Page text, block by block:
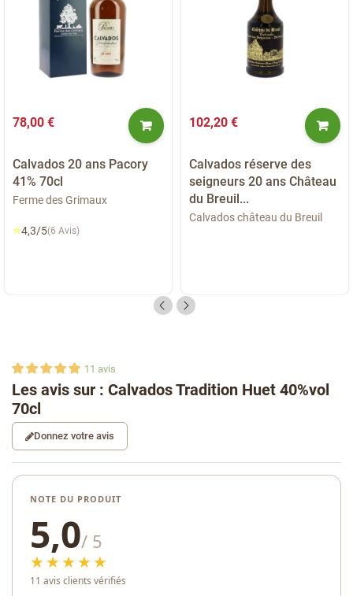
78,00 €
Calvados 20 ans Pacory
41% 70cl
Ferme des Grimaux
⭐4,3/5(6 Avis)
102,20 €
Calvados réserve des
seigneurs 20 ans Château
du Breuil...
Calvados château du Breuil
Les avis sur : Calvados Tradition Huet 40%vol
70cl
11 avis
Donnez votre avis
NOTE DU PRODUIT
5,0/ 5
★★★★★
11 avis clients vérifiés